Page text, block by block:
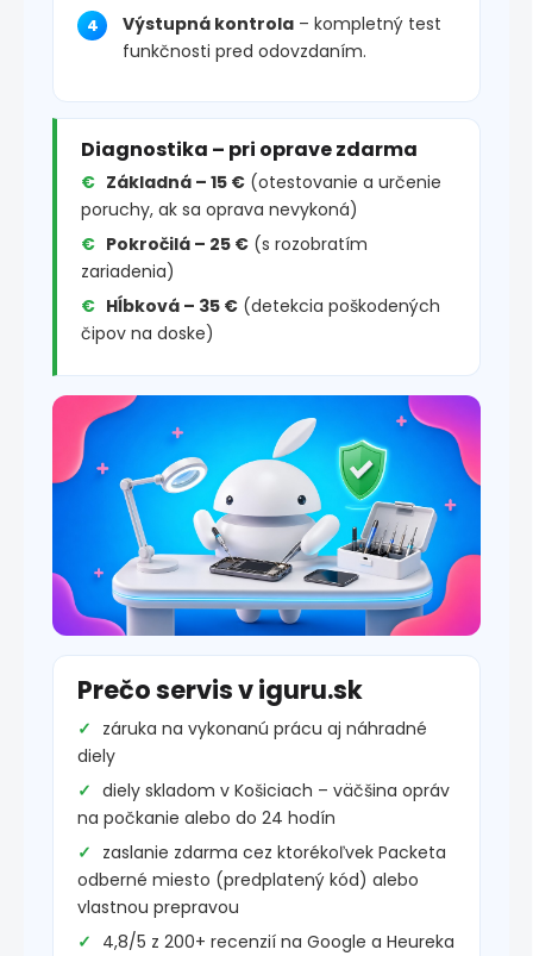
Výstupná kontrola – kompletný test
funkčnosti pred odovzdaním.
Diagnostika – pri oprave zdarma
Základná – 15 € (otestovanie a určenie
poruchy, ak sa oprava nevykoná)
Pokročilá – 25 € (s rozobratím
zariadenia)
Hĺbková – 35 € (detekcia poškodených
čipov na doske)
Prečo servis v iguru.sk
záruka na vykonanú prácu aj náhradné
diely
diely skladom v Košiciach – väčšina opráv
na počkanie alebo do 24 hodín
zaslanie zdarma cez ktorékoľvek Packeta
odberné miesto (predplatený kód) alebo
vlastnou prepravou
4,8/5 z 200+ recenzií na Google a Heureka